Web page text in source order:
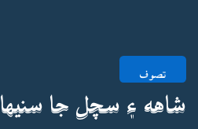
شاهه ۽ سچل جا سنيها